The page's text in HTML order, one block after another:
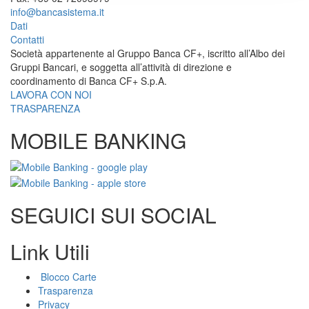
info@bancasistema.it
Dati
Contatti
Società appartenente al Gruppo Banca CF+, iscritto all’Albo dei
Gruppi Bancari, e soggetta all’attività di direzione e
coordinamento di Banca CF+ S.p.A.
LAVORA CON NOI
TRASPARENZA
MOBILE BANKING
SEGUICI SUI SOCIAL
Link Utili
Blocco Carte
Trasparenza
Privacy